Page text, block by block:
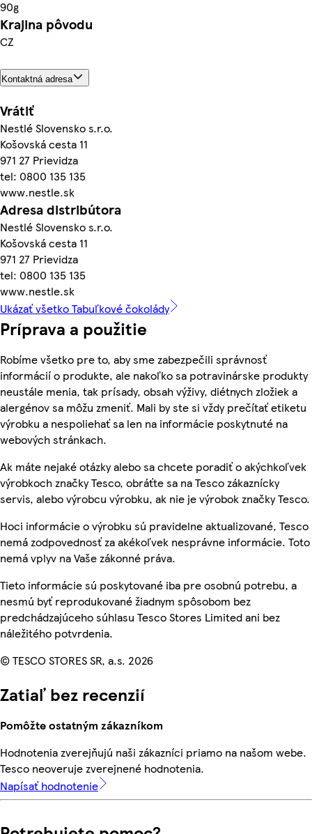
90g
Krajina pôvodu
CZ
Kontaktná adresa
Vrátiť
Nestlé Slovensko s.r.o.
Košovská cesta 11
971 27 Prievidza
tel: 0800 135 135
www.nestle.sk
Adresa distribútora
Nestlé Slovensko s.r.o.
Košovská cesta 11
971 27 Prievidza
tel: 0800 135 135
www.nestle.sk
Ukázať všetko Tabuľkové čokolády
Príprava a použitie
Robíme všetko pre to, aby sme zabezpečili správnosť
informácií o produkte, ale nakoľko sa potravinárske produkty
neustále menia, tak prísady, obsah výživy, diétnych zložiek a
alergénov sa môžu zmeniť. Mali by ste si vždy prečítať etiketu
výrobku a nespoliehať sa len na informácie poskytnuté na
webových stránkach.
Ak máte nejaké otázky alebo sa chcete poradiť o akýchkoľvek
výrobkoch značky Tesco, obráťte sa na Tesco zákaznícky
servis, alebo výrobcu výrobku, ak nie je výrobok značky Tesco.
Hoci informácie o výrobku sú pravidelne aktualizované, Tesco
nemá zodpovednosť za akékoľvek nesprávne informácie. Toto
nemá vplyv na Vaše zákonné práva.
Tieto informácie sú poskytované iba pre osobnú potrebu, a
nesmú byť reprodukované žiadnym spôsobom bez
predchádzajúceho súhlasu Tesco Stores Limited ani bez
náležitého potvrdenia.
© TESCO STORES SR, a.s. 2026
Zatiaľ bez recenzií
Pomôžte ostatným zákazníkom
Hodnotenia zverejňujú naši zákazníci priamo na našom webe.
Tesco neoveruje zverejnené hodnotenia.
Napísať hodnotenie